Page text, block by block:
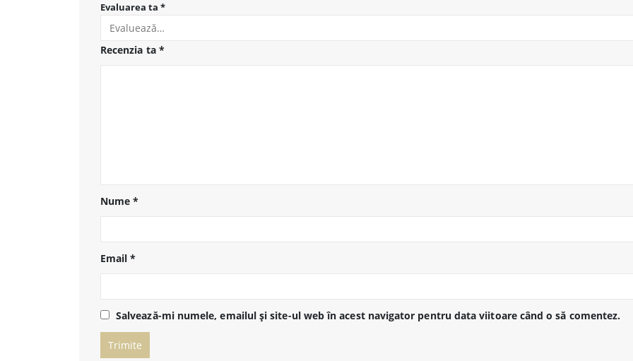
Evaluarea ta *
Recenzia ta *
Nume*
Email*
Salvează-mi numele, emailul și site-ul web în acest navigator pentru data viitoare când o să comentez.